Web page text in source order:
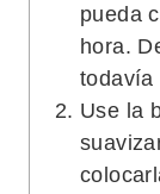
pueda
hora.
todavía
Use la